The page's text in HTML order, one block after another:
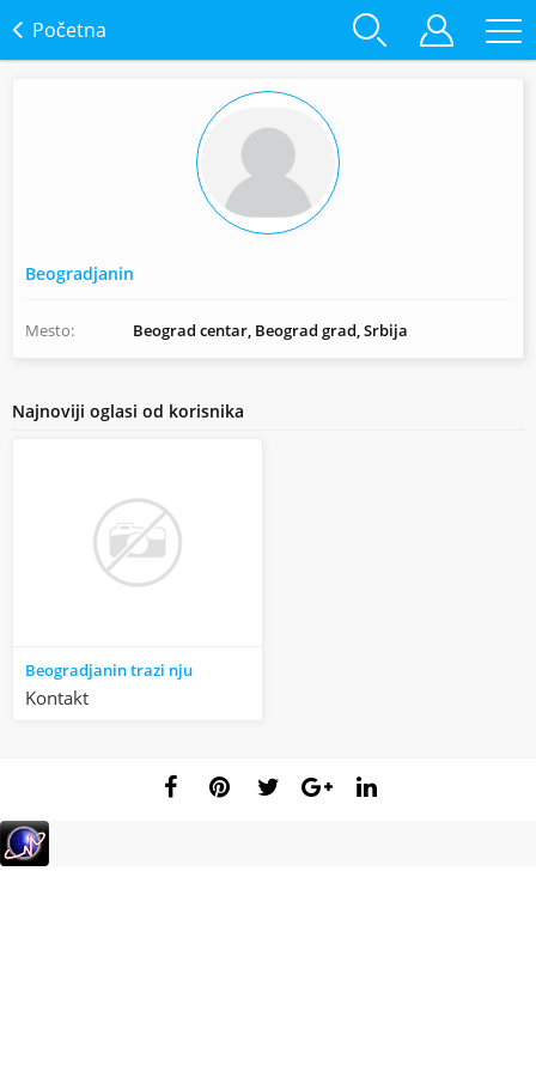
Početna
Beogradjanin
Mesto: Beograd centar, Beograd grad, Srbija
Najnoviji oglasi od korisnika
Beogradjanin trazi nju
Kontakt